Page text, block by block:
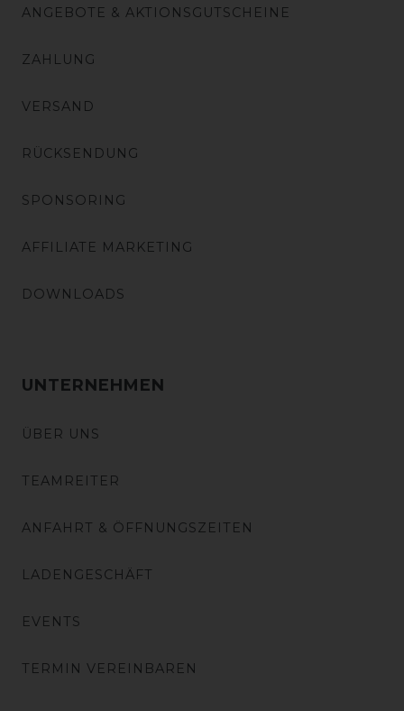
ANGEBOTE & AKTIONSGUTSCHEINE
ZAHLUNG
VERSAND
RÜCKSENDUNG
SPONSORING
AFFILIATE MARKETING
DOWNLOADS
UNTERNEHMEN
ÜBER UNS
TEAMREITER
ANFAHRT & ÖFFNUNGSZEITEN
LADENGESCHÄFT
EVENTS
TERMIN VEREINBAREN